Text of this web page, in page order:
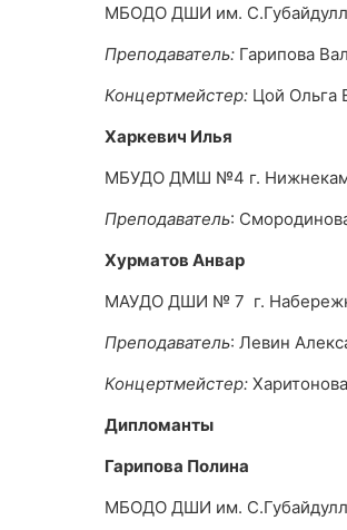
МБОДО ДШИ им.
Преподаватель: Гарипова
Концертмейстер: Цой Ольга
Харкевич Илья
МБУДО ДМШ №4 г.
Преподаватель:
Хурматов Анвар
МАУДО ДШИ № 7 г.
Преподаватель: Левин
Концертмейстер:
Дипломанты
Гарипова Полина
МБОДО ДШИ им.